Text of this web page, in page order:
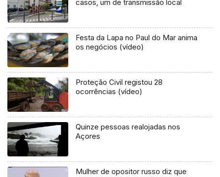
casos, um de transmissão local
Festa da Lapa no Paul do Mar anima
os negócios (vídeo)
Proteção Civil registou 28
ocorrências (vídeo)
Quinze pessoas realojadas nos
Açores
Mulher de opositor russo diz que